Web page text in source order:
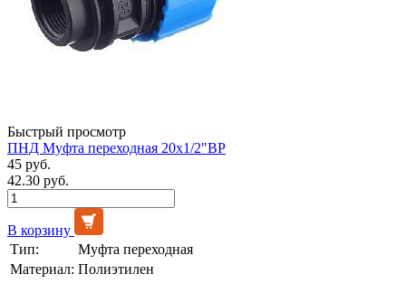
Быстрый просмотр
ПНД Муфта переходная 20х1/2"ВР
45 руб.
42.30 руб.
В корзину
Тип:
Муфта переходная
Материал: Полиэтилен